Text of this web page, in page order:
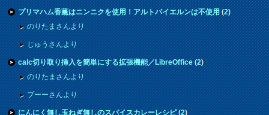
プリマハム香薫はニンニクを使用！アルトバイエルンは不使用(2)
のりたまさんより
じゅうさんより
calc切り取り挿入を簡単にする拡張機能／LibreOffice(2)
のりたまさんより
プーーさんより
にんにく無し玉ねぎ無しのスパイスカレーレシピ(2)